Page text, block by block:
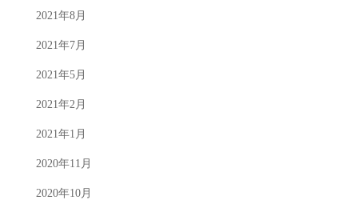
2021年8月
2021年7月
2021年5月
2021年2月
2021年1月
2020年11月
2020年10月